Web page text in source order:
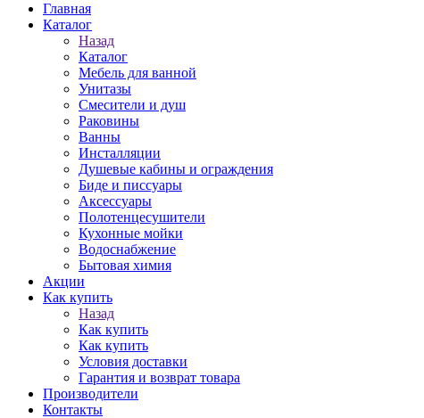
Главная
Каталог
Назад
Каталог
Мебель для ванной
Унитазы
Смесители и душ
Раковины
Ванны
Инсталляции
Душевые кабины и ограждения
Биде и писсуары
Аксессуары
Полотенцесушители
Кухонные мойки
Водоснабжение
Бытовая химия
Акции
Как купить
Назад
Как купить
Как купить
Условия доставки
Гарантия и возврат товара
Производители
Контакты